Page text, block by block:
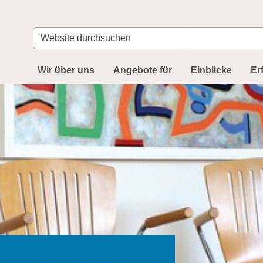
Website
durchsuchen
Wir über uns Angebote für Einblicke